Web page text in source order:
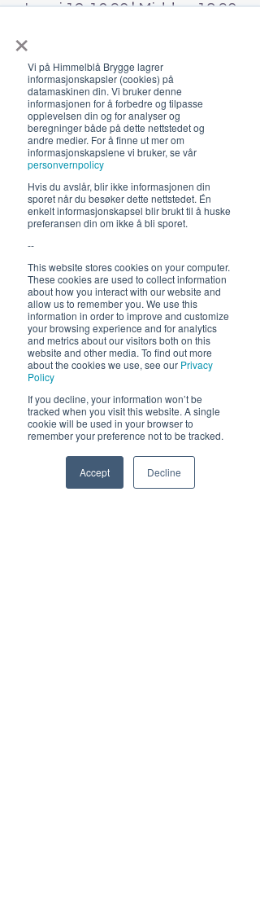
×
Vi på Himmelblå Brygge lagrer
informasjonskapsler (cookies) på
datamaskinen din. Vi bruker denne
informasjonen for å forbedre og tilpasse
opplevelsen din og for analyser og
beregninger både på dette nettstedet og
andre medier. For å finne ut mer om
informasjonskapslene vi bruker, se vår
personvernpolicy
Hvis du avslår, blir ikke informasjonen din
sporet når du besøker dette nettstedet. Én
enkelt informasjonskapsel blir brukt til å huske
preferansen din om ikke å bli sporet.
--
This website stores cookies on your computer.
These cookies are used to collect information
about how you interact with our website and
allow us to remember you. We use this
information in order to improve and customize
your browsing experience and for analytics
and metrics about our visitors both on this
website and other media. To find out more
about the cookies we use, see our Privacy
Policy
If you decline, your information won’t be
tracked when you visit this website. A single
cookie will be used in your browser to
remember your preference not to be tracked.
Accept Decline
Lunsj 12-16:30 | Middag 18:30
Hold deg oppdatert om hva
som skjer på Himmelblå og
neste sommer!
Email Facebook